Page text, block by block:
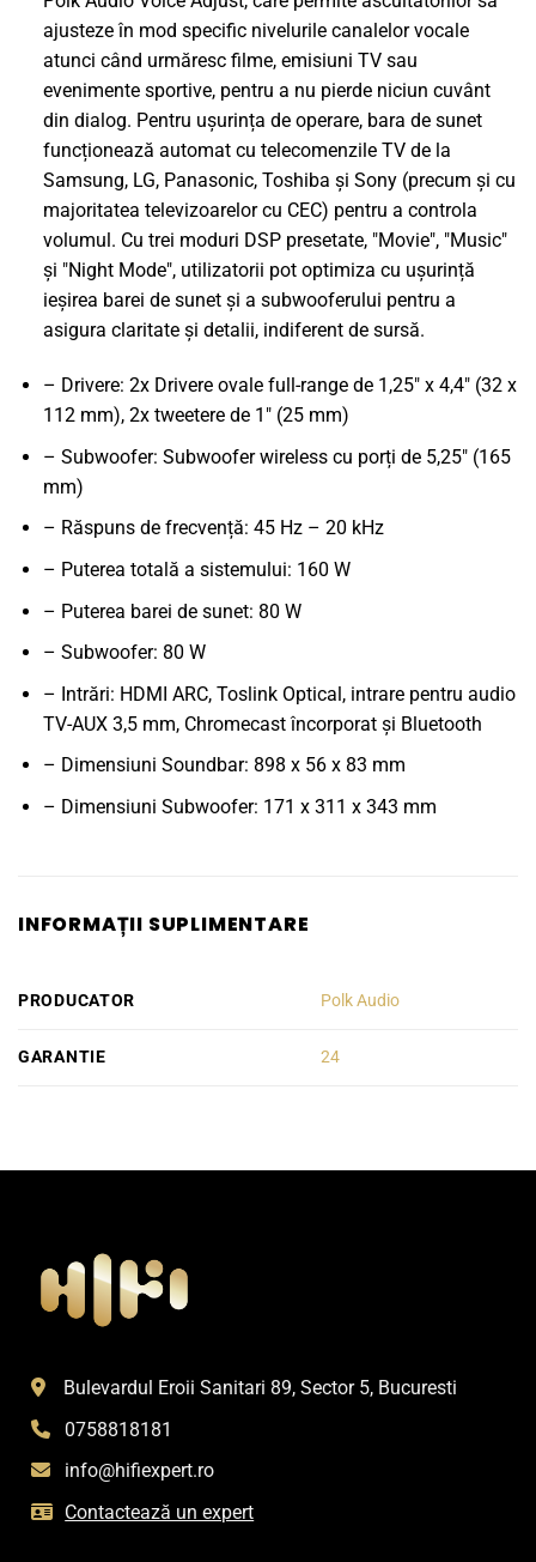
ajusteze în mod specific nivelurile canalelor vocale
atunci când urmăresc filme, emisiuni TV sau
evenimente sportive, pentru a nu pierde niciun cuvânt
din dialog. Pentru ușurința de operare, bara de sunet
funcționează automat cu telecomenzile TV de la
Samsung, LG, Panasonic, Toshiba și Sony (precum și cu
majoritatea televizoarelor cu CEC) pentru a controla
volumul. Cu trei moduri DSP presetate, "Movie", "Music"
și "Night Mode", utilizatorii pot optimiza cu ușurință
ieșirea barei de sunet și a subwooferului pentru a
asigura claritate și detalii, indiferent de sursă.
– Drivere: 2x Drivere ovale full-range de 1,25" x 4,4" (32 x
112 mm), 2x tweetere de 1" (25 mm)
– Subwoofer: Subwoofer wireless cu porți de 5,25" (165
mm)
– Răspuns de frecvență: 45 Hz – 20 kHz
– Puterea totală a sistemului: 160 W
– Puterea barei de sunet: 80 W
– Subwoofer: 80 W
– Intrări: HDMI ARC, Toslink Optical, intrare pentru audio
TV-AUX 3,5 mm, Chromecast încorporat și Bluetooth
– Dimensiuni Soundbar: 898 x 56 x 83 mm
– Dimensiuni Subwoofer: 171 x 311 x 343 mm
INFORMAȚII SUPLIMENTARE
PRODUCATOR Polk Audio
GARANTIE 24
Bulevardul Eroii Sanitari 89, Sector 5, Bucuresti
0758818181
info@hifiexpert.ro
Contactează un expert